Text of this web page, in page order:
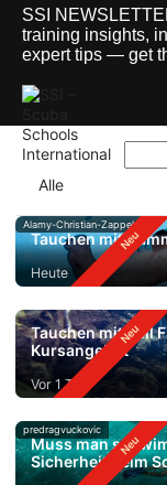
SSI
training insights,
expert tips — get
Alamy-Christian-Zappel
Tauchen mit
Heute
Tauchen mit Full
Kursangebot
Vor 1 Tag
predragvuckovic
Muss man
Sicherheit beim